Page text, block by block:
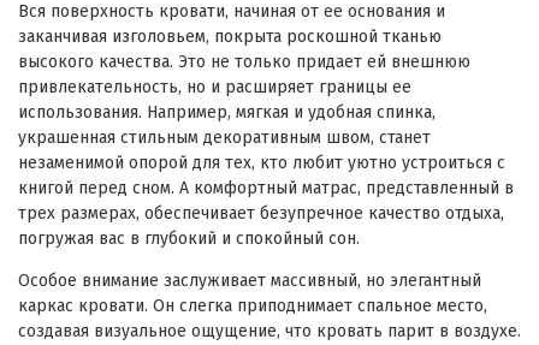
Вся поверхность кровати, начиная от ее основания и
заканчивая изголовьем, покрыта роскошной тканью
высокого качества. Это не только придает ей внешнюю
привлекательность, но и расширяет границы ее
использования. Например, мягкая и удобная спинка,
украшенная стильным декоративным швом, станет
незаменимой опорой для тех, кто любит уютно устроиться с
книгой перед сном. А комфортный матрас, представленный в
трех размерах, обеспечивает безупречное качество отдыха,
погружая вас в глубокий и спокойный сон.
Особое внимание заслуживает массивный, но элегантный
каркас кровати. Он слегка приподнимает спальное место,
создавая визуальное ощущение, что кровать парит в воздухе.